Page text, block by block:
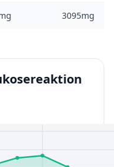
3095mg